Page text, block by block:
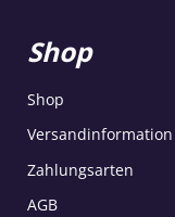
Shop
Shop
Versandinformation
Zahlungsarten
AGB